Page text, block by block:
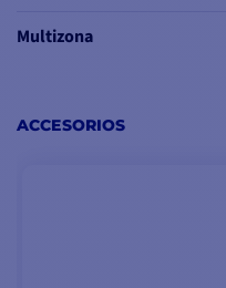
Multizona
ACCESORIOS